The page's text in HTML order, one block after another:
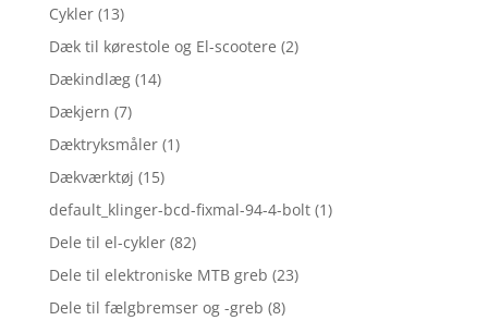
Cykler (13)
Dæk til kørestole og El-scootere (2)
Dækindlæg (14)
Dækjern (7)
Dæktryksmåler (1)
Dækværktøj (15)
default_klinger-bcd-fixmal-94-4-bolt (1)
Dele til el-cykler (82)
Dele til elektroniske MTB greb (23)
Dele til fælgbremser og -greb (8)